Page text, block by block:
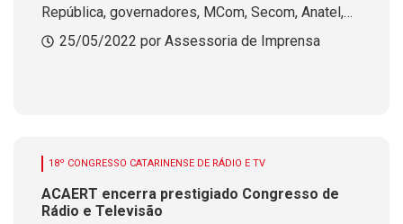
República, governadores, MCom, Secom, Anatel,
associações estaduais e radiodifusores
25/05/2022 por Assessoria de Imprensa
18º CONGRESSO CATARINENSE DE RÁDIO E TV
ACAERT encerra prestigiado Congresso de
Rádio e Televisão